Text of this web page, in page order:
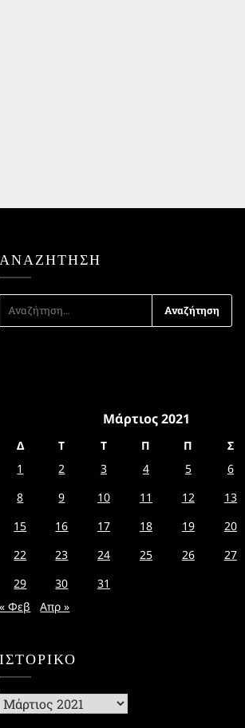
ΑΝΑΖΉΤΗΣΗ
ΓΙΑ:
Μάρτιος 2021
Δ Τ Τ Π Π Σ
1
2 3 4 5 6
8
9 10 11 12 13
15
16 17 18 19 20
22
23 24 25 26 27
29
30
31
« Φεβ
Απρ »
ΙΣΤΟΡΙΚΌ
Ιστορικό